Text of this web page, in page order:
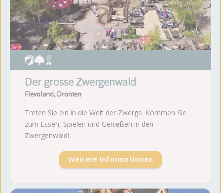
Der grosse Zwergenwald
Flevoland, Dronten
Treten Sie ein in die Welt der Zwerge. Kommen Sie
zum Essen, Spielen und Genießen in den
Zwergenwald!
Weitere Informationen